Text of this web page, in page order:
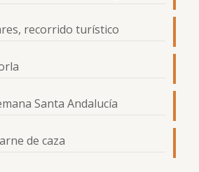
recorrido turístico
Santa Andalucía
de caza